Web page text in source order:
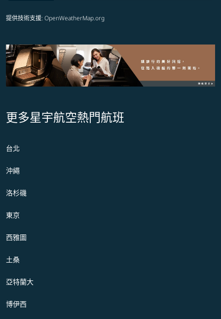
提供技術支援: OpenWeatherMap.org
更多星宇航空熱門航班
台北
沖繩
洛杉磯
東京
西雅圖
土桑
亞特蘭大
博伊西